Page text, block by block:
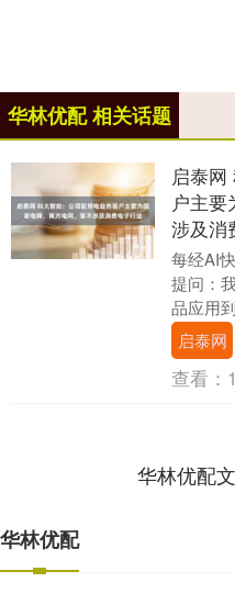
华林优配 相关话题
启泰网
户主
涉及消
每经AI
提问：
品应用
心供电
苏宏达
启泰网
查看：
华林优配
华林优配